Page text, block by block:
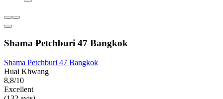
Shama Petchburi 47 Bangkok
Shama Petchburi 47 Bangkok
Huai Khwang
8,8/10
Excellent